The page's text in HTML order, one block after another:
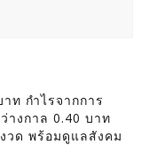
ท กำไรจากการ
างกาล 0.40 บาท
วด พร้อมดูแลสังคม